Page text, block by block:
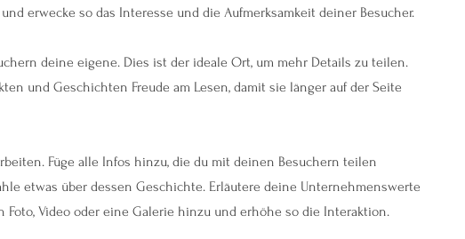
erwecke so das Interesse und die Aufmerksamkeit deiner Besucher.
deine eigene. Dies ist der ideale Ort, um mehr Details zu teilen.
und Geschichten Freude am Lesen, damit sie länger auf der Seite
Füge alle Infos hinzu, die du mit deinen Besuchern teilen
etwas über dessen Geschichte. Erläutere deine Unternehmenswerte
Foto, Video oder eine Galerie hinzu und erhöhe so die Interaktion.